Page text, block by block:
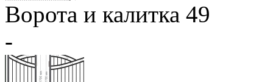
Ворота и калитка 49
-